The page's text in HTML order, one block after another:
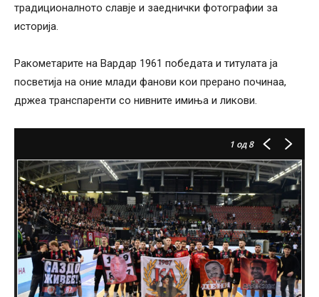
традиционалното славје и заеднички фотографии за
историја.
Ракометарите на Вардар 1961 победата и титулата ја
посветија на оние млади фанови кои прерано починаа,
држеа транспаренти со нивните имиња и ликови.
1 од 8